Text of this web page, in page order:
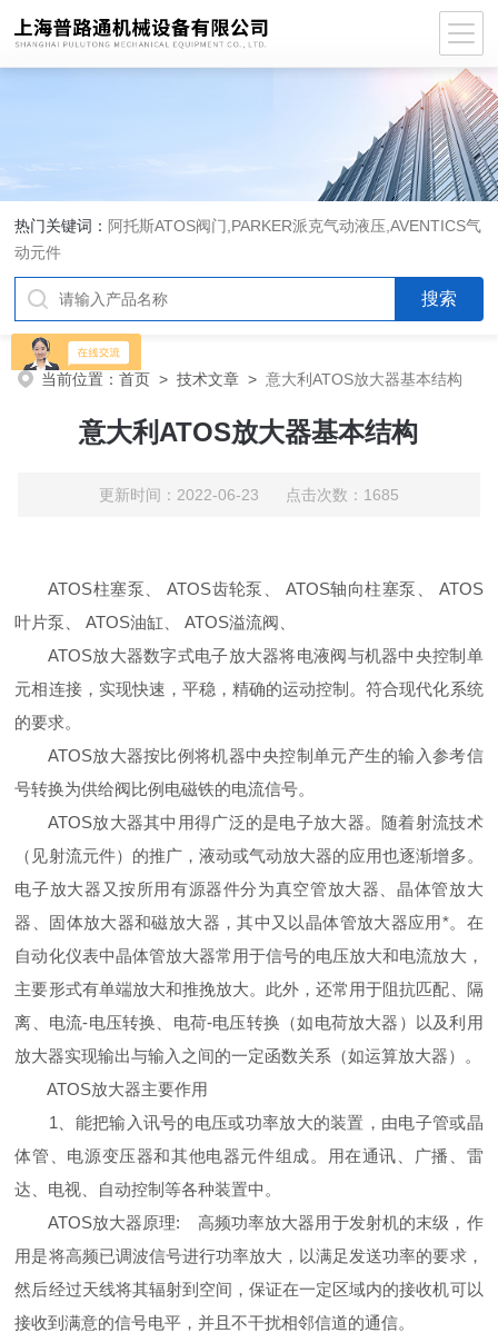
热门关键词： 阿托斯ATOS阀门,PARKER派克气动液压,AVENTICS气
动元件
当前位置：首页 >技术文章 >意大利ATOS放大器基本结构
意大利ATOS放大器基本结构
更新时间：2022-06-23 点击次数：1685
ATOS柱塞泵、 ATOS齿轮泵、 ATOS轴向柱塞泵、 ATOS
叶片泵、 ATOS油缸、 ATOS溢流阀、
ATOS放大器数字式电子放大器将电液阀与机器中央控制单
元相连接，实现快速，平稳，精确的运动控制。符合现代化系统
的要求。
ATOS放大器按比例将机器中央控制单元产生的输入参考信
号转换为供给阀比例电磁铁的电流信号。
ATOS放大器其中用得广泛的是电子放大器。随着射流技术
（见射流元件）的推广，液动或气动放大器的应用也逐渐增多。
电子放大器又按所用有源器件分为真空管放大器、晶体管放大
器、固体放大器和磁放大器，其中又以晶体管放大器应用*。在
自动化仪表中晶体管放大器常用于信号的电压放大和电流放大，
主要形式有单端放大和推挽放大。此外，还常用于阻抗匹配、隔
离、电流-电压转换、电荷-电压转换（如电荷放大器）以及利用
放大器实现输出与输入之间的一定函数关系（如运算放大器）。
ATOS放大器主要作用
1、能把输入讯号的电压或功率放大的装置，由电子管或晶
体管、电源变压器和其他电器元件组成。用在通讯、广播、雷
达、电视、自动控制等各种装置中。
ATOS放大器原理: 高频功率放大器用于发射机的末级，作
用是将高频已调波信号进行功率放大，以满足发送功率的要求，
然后经过天线将其辐射到空间，保证在一定区域内的接收机可以
接收到满意的信号电平，并且不干扰相邻信道的通信。